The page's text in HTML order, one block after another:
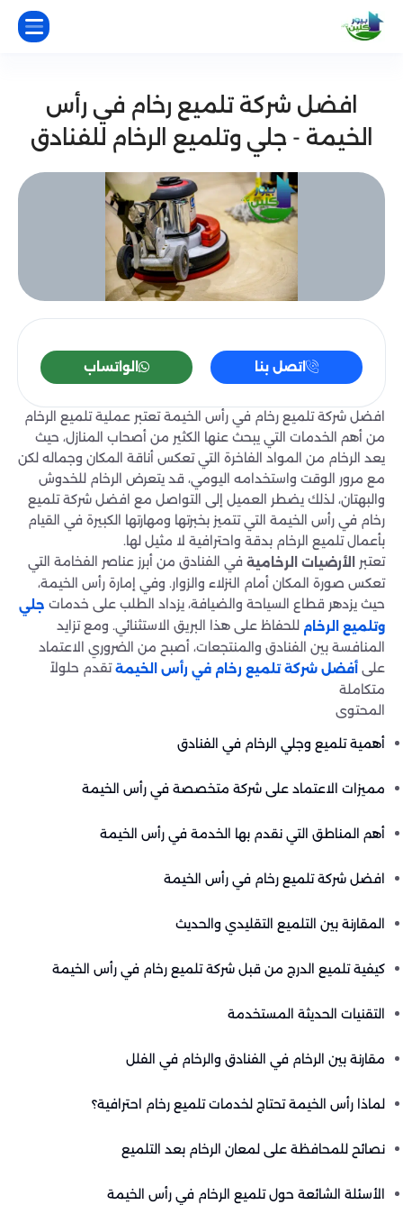
افضل شركة تلميع رخام في رأس
الخيمة - جلي وتلميع الرخام للفنادق
اتصل بنا الواتساب
افضل شركة تلميع رخام في رأس الخيمة تعتبر عملية تلميع الرخام
من أهم الخدمات التي يبحث عنها الكثير من أصحاب المنازل، حيث
يعد الرخام من المواد الفاخرة التي تعكس أناقة المكان وجماله لكن
مع مرور الوقت واستخدامه اليومي، قد يتعرض الرخام للخدوش
والبهتان، لذلك يضطر العميل إلى التواصل مع افضل شركة تلميع
رخام في رأس الخيمة التي تتميز بخبرتها ومهارتها الكبيرة في القيام
بأعمال تلميع الرخام بدقة واحترافية لا مثيل لها.
تعتبر
الأرضيات الرخامية في الفنادق من أبرز عناصر الفخامة التي
تعكس صورة المكان أمام النزلاء والزوار. وفي إمارة رأس الخيمة،
حيث يزدهر قطاع السياحة والضيافة، يزداد الطلب على خدمات جلي
وتلميع الرخام للحفاظ على هذا البريق الاستثنائي. ومع تزايد
المنافسة بين الفنادق والمنتجعات، أصبح من الضروري الاعتماد
على أفضل شركة تلميع رخام في رأس الخيمة تقدم حلولاً
متكاملة
المحتوى
أهمية تلميع وجلي الرخام في الفنادق
مميزات الاعتماد على شركة متخصصة في رأس الخيمة
أهم المناطق التي نقدم بها الخدمة في رأس الخيمة
افضل شركة تلميع رخام في رأس الخيمة
المقارنة بين التلميع التقليدي والحديث
كيفية تلميع الدرج من قبل شركة تلميع رخام في رأس الخيمة
التقنيات الحديثة المستخدمة
مقارنة بين الرخام في الفنادق والرخام في الفلل
لماذا رأس الخيمة تحتاج لخدمات تلميع رخام احترافية؟
نصائح للمحافظة على لمعان الرخام بعد التلميع
الأسئلة الشائعة حول تلميع الرخام في رأس الخيمة